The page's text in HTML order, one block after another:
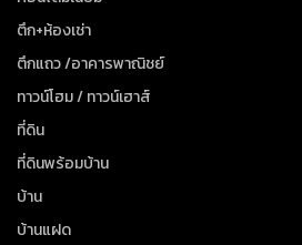
ตึก+ห้องเช่า
ตึกแถว /อาคารพาณิชย์
ทาวน์โฮม / ทาวน์เฮาส์
ที่ดิน
ที่ดินพร้อมบ้าน
บ้าน
บ้านแฝด